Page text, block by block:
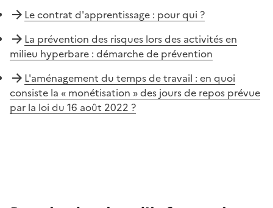
Le contrat d'apprentissage : pour qui ?
La prévention des risques lors des activités en
milieu hyperbare : démarche de prévention
L'aménagement du temps de travail : en quoi
consiste la « monétisation » des jours de repos prévue
par la loi du 16 août 2022 ?